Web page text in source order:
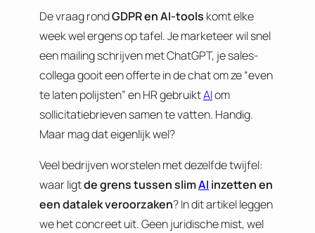
De vraag rondGDPR en AI-tools komt elke
week wel ergens op tafel. Je marketeer wil snel
een mailing schrijven met ChatGPT, je sales-
collega gooit een offerte in de chat om ze “even
te laten polijsten” en HR gebruiktAIom
sollicitatiebrieven samen te vatten. Handig.
Maar mag dat eigenlijk wel?
Veel bedrijven worstelen met dezelfde twijfel:
waar ligtde grens tussen slimAI inzetten en
een datalek veroorzaken? In dit artikel leggen
we het concreet uit. Geen juridische mist, wel